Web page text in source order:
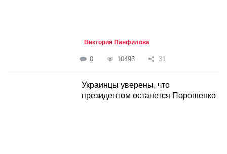
Виктория Панфилова
0 10493 31
Украинцы уверены, что
президентом останется Порошенко